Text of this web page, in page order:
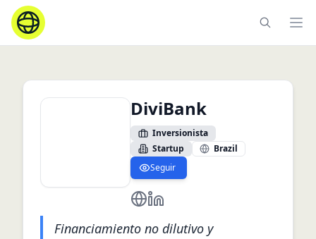
DiviBank
Inversionista
Startup
Brazil
Seguir
https://divibank.co/home
https://br.linkedin.com/
Financiamiento no dilutivo y